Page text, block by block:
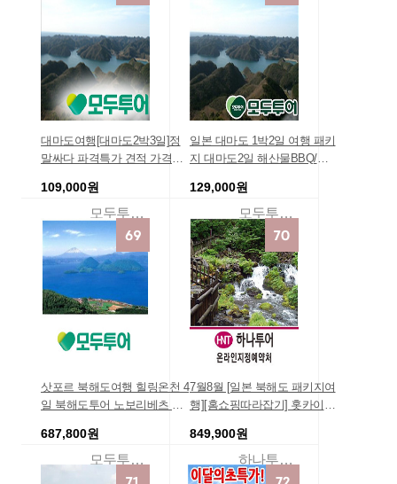
대마도여행[대마도2박3일]정
말싸다 파격특가 견적 가격비
영/고객님을 위한 상담서비스/
실시간 예약특가, 사전예약특
별가, 저렴한땡처리, 모두투어
특별가
109,000원
모두투어 여행사
일본 대마도 1박2일 여행 패키
지 대마도2일 해산물BBQ/해
129,000원
모두투어여행
삿포르 북해도여행 힐링온천 4
일 북해도투어 노보리베츠 죠
도게요리 사전 북해도자유일
정 일정 인천출발북해도패키
지 여행패키지 일본온천여행
687,800원
모두투어땡처리패키지
7월8월 [일본 북해도 패키지여
행][홈쇼핑따라잡기] 홋카이도
름 사전예약할인 특가 인기상
품순위 2박3일/가족휴양지/땡
처리할인 하나투어
849,900원
하나투어온라인지정예약처